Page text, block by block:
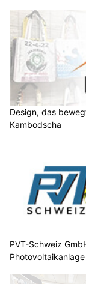
Design, das
Kambodscha
PVT-Schweiz
Photovoltaikanlage